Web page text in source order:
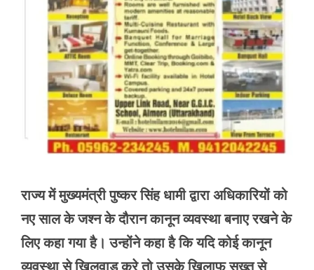
राज्य में मुख्यमंत्री पुष्कर सिंह धामी द्वारा अधिकारियों को
नए साल के जश्न के दौरान कानून व्यवस्था बनाए रखने के
लिए कहा गया है। उन्होंने कहा है कि यदि कोई कानून
व्यवस्था से खिलवाड़ करे तो उसके खिलाफ सख्त से